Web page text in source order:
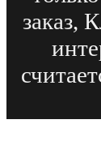
заказ,